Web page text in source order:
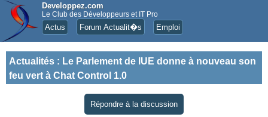
Developpez.com
Le Club des Développeurs et IT Pro
Actus Forum Actualit�s Emploi
Actualités : Le Parlement de lUE donne à nouveau son
feu vert à Chat Control 1.0
Répondre à la discussion